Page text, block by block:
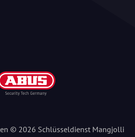
© 2026 Schlüsseldienst Mangjolli